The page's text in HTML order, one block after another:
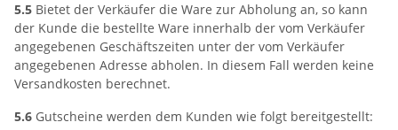
5.5 Bietet der Verkäufer die Ware zur Abholung an, so kann
der Kunde die bestellte Ware innerhalb der vom Verkäufer
angegebenen Geschäftszeiten unter der vom Verkäufer
angegebenen Adresse abholen. In diesem Fall werden keine
Versandkosten berechnet.
5.6 Gutscheine werden dem Kunden wie folgt bereitgestellt: